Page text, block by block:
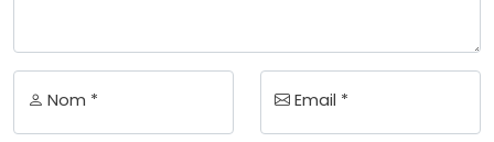
Nom * Email *